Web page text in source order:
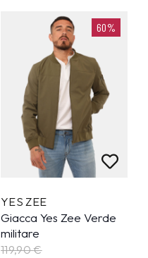
60%
YES ZEE
Giacca Yes Zee Verde
militare
119,90€